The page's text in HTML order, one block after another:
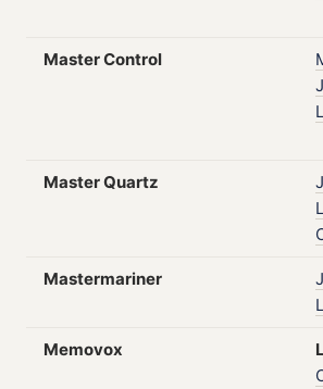
Master Control
Master Quartz
Mastermariner
Memovox